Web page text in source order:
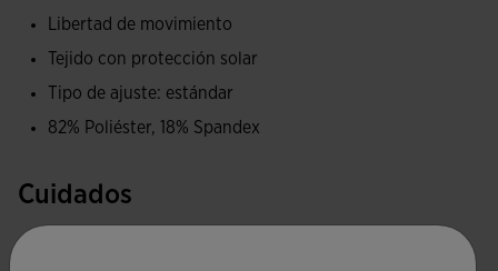
hacen aún más ligero.
Logotipo Joma en printing de alta densidad.
Libertad de movimiento
Tejido con protección solar
Tipo de ajuste: estándar
82% Poliéster, 18% Spandex
Cuidados